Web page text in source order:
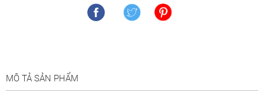
MÔ TẢ SẢN PHẨM